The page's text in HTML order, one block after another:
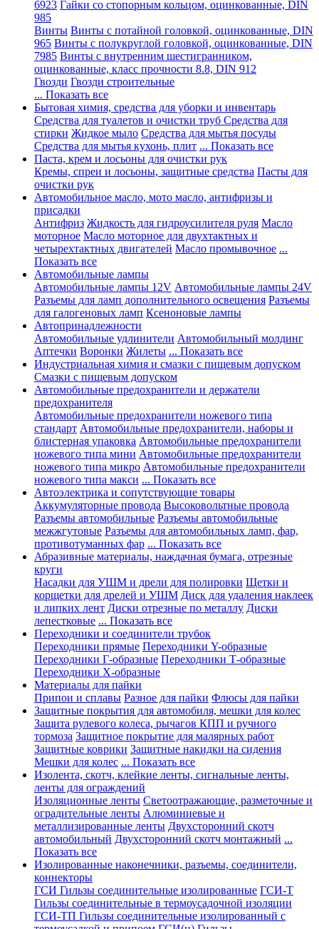
6923 Гайки со стопорным кольцом, оцинкованные, DIN
985
Винты Винты с потайной головкой, оцинкованные, DIN
965 Винты с полукруглой головкой, оцинкованные, DIN
7985 Винты с внутренним шестигранником,
оцинкованные, класс прочности 8.8, DIN 912
Гвозди Гвозди строительные
... Показать все
Бытовая химия, средства для уборки и инвентарь
Средства для туалетов и очистки труб Средства для
стирки Жидкое мыло Средства для мытья посуды
Средства для мытья кухонь, плит ... Показать все
Паста, крем и лосьоны для очистки рук
Кремы, спреи и лосьоны, защитные средства Пасты для
очистки рук
Автомобильное масло, мото масло, антифризы и
присадки
Антифриз Жидкость для гидроусилителя руля Масло
моторное Масло моторное для двухтактных и
четырехтактных двигателей Масло промывочное ...
Показать все
Автомобильные лампы
Автомобильные лампы 12V Автомобильные лампы 24V
Разъемы для ламп дополнительного освещения Разъемы
для галогеновых ламп Ксеноновые лампы
Автопринадлежности
Автомобильные удлинители Автомобильный молдинг
Аптечки Воронки Жилеты ... Показать все
Индустриальная химия и смазки с пищевым допуском
Смазки с пищевым допуском
Автомобильные предохранители и держатели
предохранителя
Автомобильные предохранители ножевого типа
стандарт Автомобильные предохранители, наборы и
блистерная упаковка Автомобильные предохранители
ножевого типа мини Автомобильные предохранители
ножевого типа микро Автомобильные предохранители
ножевого типа макси ... Показать все
Автоэлектрика и сопутствующие товары
Аккумуляторные провода Высоковольтные провода
Разъемы автомобильные Разъемы автомобильные
межжгутовые Разъемы для автомобильных ламп, фар,
противотуманных фар ... Показать все
Абразивные материалы, наждачная бумага, отрезные
круги
Насадки для УШМ и дрели для полировки Щетки и
корщетки для дрелей и УШМ Диск для удаления наклеек
и липких лент Диски отрезные по металлу Диски
лепестковые ... Показать все
Переходники и соединители трубок
Переходники прямые Переходники Y-образные
Переходники Г-образные Переходники Т-образные
Переходники Х-образные
Материалы для пайки
Припои и сплавы Разное для пайки Флюсы для пайки
Защитные покрытия для автомобиля, мешки для колес
Защита рулевого колеса, рычагов КПП и ручного
тормоза Защитное покрытие для малярных работ
Защитные коврики Защитные накидки на сидения
Мешки для колес ... Показать все
Изолента, скотч, клейкие ленты, сигнальные ленты,
ленты для ограждений
Изоляционные ленты Светоотражающие, разметочные и
оградительные ленты Алюминиевые и
металлизированные ленты Двухсторонний скотч
автомобильный Двухсторонний скотч монтажный ...
Показать все
Изолированные наконечники, разъемы, соединители,
коннекторы
ГСИ Гильзы соединительные изолированные ГСИ-Т
Гильзы соединительные в термоусадочной изоляции
ГСИ-ТП Гильзы соединительные изолированный с